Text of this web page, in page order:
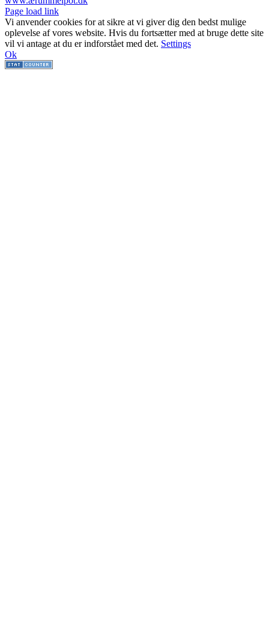
Facebook
Facebook
Facebook
Facebook
Instagram
Instagram
Instagram
LinkedIn
Page load link
Vi anvender cookies for at sikre at vi giver dig den bedst mulige
oplevelse af vores website. Hvis du fortsætter med at bruge dette site
vil vi antage at du er indforstået med det. Settings
Ok
Go